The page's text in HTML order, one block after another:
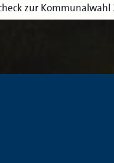
zur Kommunalwahl